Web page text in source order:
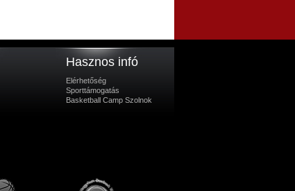
Hasznos infó
Elérhetőség
Sporttámogatás
Basketball Camp Szolnok